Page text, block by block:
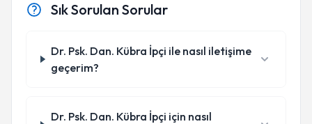
Sık Sorulan Sorular
Dr. Psk. Dan. Kübra İpçi ile nasıl iletişime
geçerim?
Dr. Psk. Dan. Kübra İpçi için nasıl